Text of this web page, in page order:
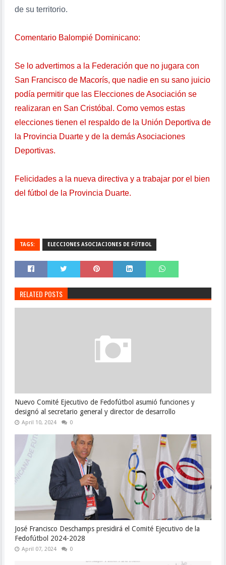
de su territorio.
Comentario Balompié Dominicano:
Se lo advertimos a la Federación que no jugara con
San Francisco de Macorís, que nadie en su sano juicio
podía permitir que las Elecciones de Asociación se
realizaran en San Cristóbal. Como vemos estas
elecciones tienen el respaldo de la Unión Deportiva de
la Provincia Duarte y de la demás Asociaciones
Deportivas.
Felicidades a la nueva directiva y a trabajar por el bien
del fútbol de la Provincia Duarte.
TAGS: ELECCIONES ASOCIACIONES DE FÚTBOL
RELATED POSTS
Nuevo Comité Ejecutivo de Fedofútbol asumió funciones y
designó al secretario general y director de desarrollo
April 10, 2024 0
José Francisco Deschamps presidirá el Comité Ejecutivo de la
Fedofútbol 2024-2028
April 07, 2024 0